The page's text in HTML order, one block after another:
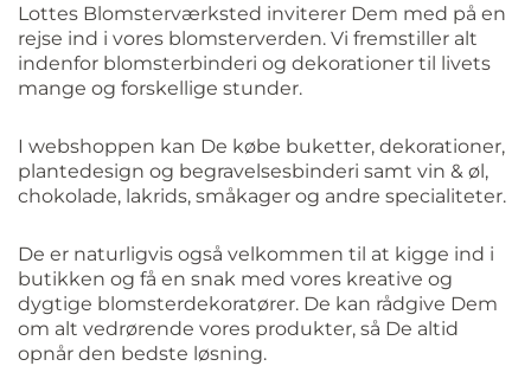
Lottes Blomsterværksted inviterer Dem med på en
rejse ind i vores blomsterverden. Vi fremstiller alt
indenfor blomsterbinderi og dekorationer til livets
mange og forskellige stunder.
I webshoppen kan De købe buketter, dekorationer,
plantedesign og begravelsesbinderi samt vin & øl,
chokolade, lakrids, småkager og andre specialiteter.
De er naturligvis også velkommen til at kigge ind i
butikken og få en snak med vores kreative og
dygtige blomsterdekoratører. De kan rådgive Dem
om alt vedrørende vores produkter, så De altid
opnår den bedste løsning.